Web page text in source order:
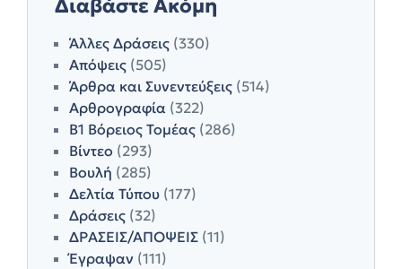
Διαβάστε Ακόμη
Άλλες Δράσεις (330)
Απόψεις (505)
Άρθρα και Συνεντεύξεις (514)
Αρθρογραφία (322)
Β1 Βόρειος Τομέας (286)
Βίντεο (293)
Βουλή (285)
Δελτία Τύπου (177)
Δράσεις (32)
ΔΡΑΣΕΙΣ/ΑΠΟΨΕΙΣ (11)
Έγραψαν (111)